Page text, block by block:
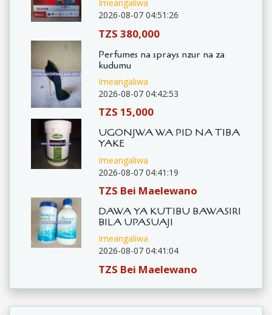
Imeangaliwa
2026-08-07 04:51:26
TZS 380,000
Perfumes na sprays nzur na za
kudumu
Imeangaliwa
2026-08-07 04:42:53
TZS 15,000
UGONJWA WA PID NA TIBA
YAKE
Imeangaliwa
2026-08-07 04:41:19
TZS Bei Maelewano
DAWA YA KUTIBU BAWASIRI
BILA UPASUAJI
Imeangaliwa
2026-08-07 04:41:04
TZS Bei Maelewano